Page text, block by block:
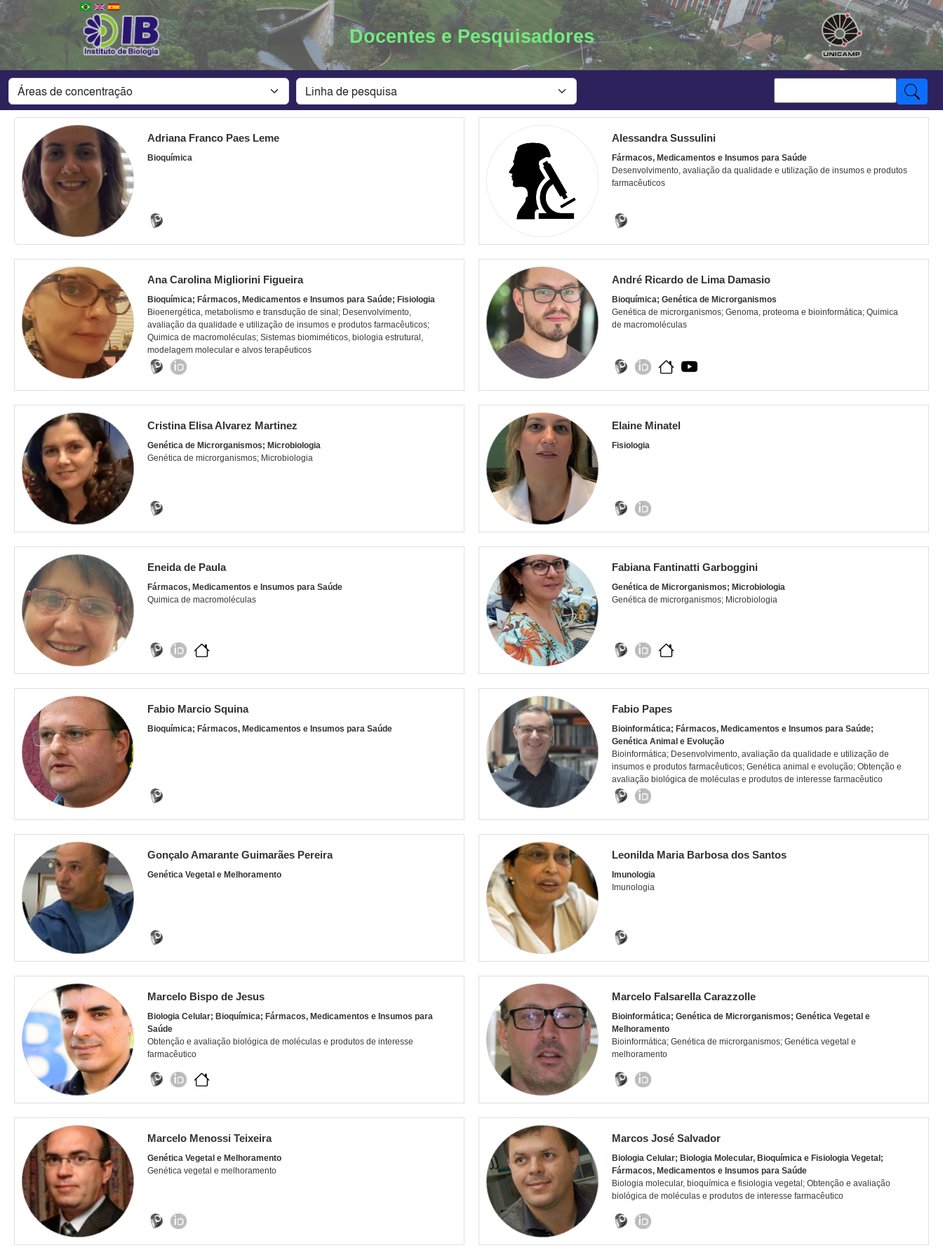
Docentes e Pesquisadores
Adriana Franco Paes Leme
Bioquímica
Alessandra Sussulini
Fármacos, Medicamentos e Insumos para Saúde
Desenvolvimento, avaliação da qualidade e utilização de insumos e produtos
farmacêuticos
Ana Carolina Migliorini Figueira
Bioquímica; Fármacos, Medicamentos e Insumos para Saúde; Fisiologia
Bioenergética, metabolismo e transdução de sinal; Desenvolvimento,
avaliação da qualidade e utilização de insumos e produtos farmacêuticos;
Quimica de macromoléculas; Sistemas biomiméticos, biologia estrutural,
modelagem molecular e alvos terapêuticos
André Ricardo de Lima Damasio
Bioquímica; Genética de Microrganismos
Genética de microrganismos; Genoma, proteoma e bioinformática; Quimica
de macromoléculas
Cristina Elisa Alvarez Martinez
Genética de Microrganismos; Microbiologia
Genética de microrganismos; Microbiologia
Elaine Minatel
Fisiologia
Eneida de Paula
Fármacos, Medicamentos e Insumos para Saúde
Quimica de macromoléculas
Fabiana Fantinatti Garboggini
Genética de Microrganismos; Microbiologia
Genética de microrganismos; Microbiologia
Fabio Marcio Squina
Bioquímica; Fármacos, Medicamentos e Insumos para Saúde
Fabio Papes
Bioinformática; Fármacos, Medicamentos e Insumos para Saúde;
Genética Animal e Evolução
Bioinformática; Desenvolvimento, avaliação da qualidade e utilização de
insumos e produtos farmacêuticos; Genética animal e evolução; Obtenção e
avaliação biológica de moléculas e produtos de interesse farmacêutico
Gonçalo Amarante Guimarães Pereira
Genética Vegetal e Melhoramento
Leonilda Maria Barbosa dos Santos
Imunologia
Imunologia
Marcelo Bispo de Jesus
Biologia Celular; Bioquímica; Fármacos, Medicamentos e Insumos para
Saúde
Obtenção e avaliação biológica de moléculas e produtos de interesse
farmacêutico
Marcelo Falsarella Carazzolle
Bioinformática; Genética de Microrganismos; Genética Vegetal e
Melhoramento
Bioinformática; Genética de microrganismos; Genética vegetal e
melhoramento
Marcelo Menossi Teixeira
Genética Vegetal e Melhoramento
Genética vegetal e melhoramento
Marcos José Salvador
Biologia Celular; Biologia Molecular, Bioquímica e Fisiologia Vegetal;
Fármacos, Medicamentos e Insumos para Saúde
Biologia molecular, bioquímica e fisiologia vegetal; Obtenção e avaliação
biológica de moléculas e produtos de interesse farmacêutico